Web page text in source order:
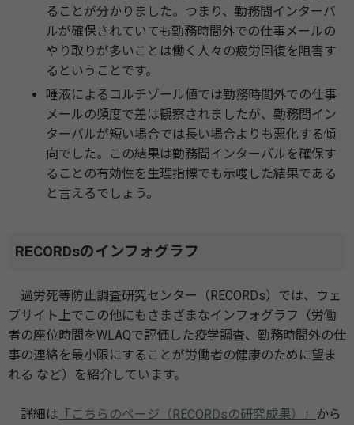
ることが分かりました。つまり、勤務間インターバ
ルが確保されていても勤務時間外での仕事メールの
やり取りが多いことは働く人々の疲労回復を阻害す
るということです。
唾液によるコルチゾール値では勤務時間外での仕事
メールの頻度で差は観察されましたが、勤務間イン
ターバルが短い場合では長い場合よりも悪化する傾
向でした。この結果は勤務間インターバルを確保す
ることの有効性を生理指標でも示唆した結果である
と言えるでしょう。
RECORDsのインフォグラフ
過労死等防止調査研究センター（RECORDs）では、ウェ
ブサイト上でこの他にもさまざまなインフォグラフ（労働
者の座位時間をWLAQで評価した疫学調査、勤務時間外の仕
事の連絡を最小限にすることが労働者の健康のために望ま
れる など）を紹介しています。
詳細は 「こちらのページ（RECORDsの研究成果）」 から